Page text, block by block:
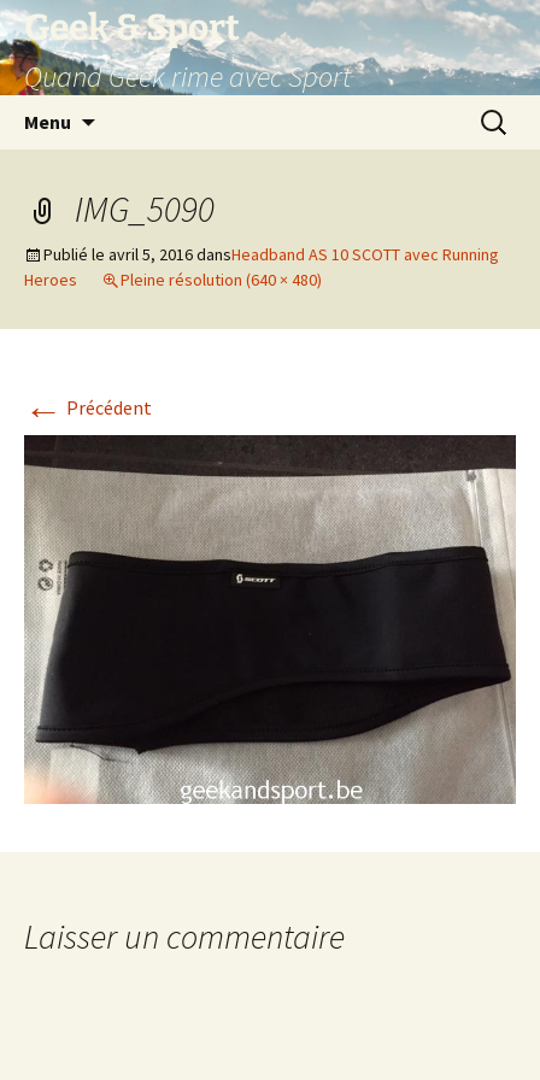
Aller
au
contenu
Geek & Sport
Quand Geek rime avec Sport
Menu
IMG_5090
Publié le avril 5, 2016dansHeadband AS 10 SCOTT avec Running
Heroes
Pleine résolution (640 × 480)
← Précédent
Laisser un commentaire